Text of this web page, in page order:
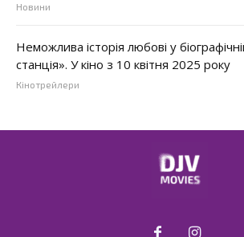
Новини
Неможлива історія любові у
станція». У кіно з 10 квітня 2025 року
Кінотрейлери